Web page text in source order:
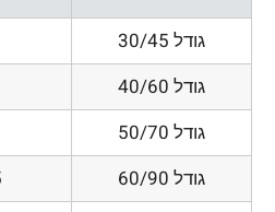
גודל 30/45
גודל 40/60
גודל 50/70
גודל 60/90